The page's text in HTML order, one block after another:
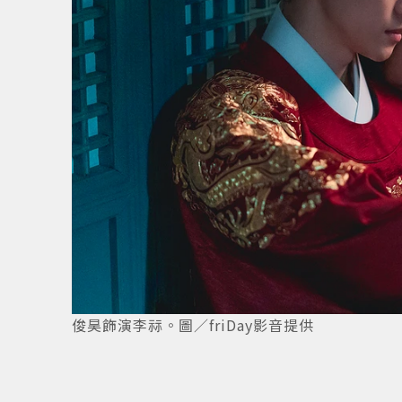
俊昊飾演李祘。圖／friDay影音提供